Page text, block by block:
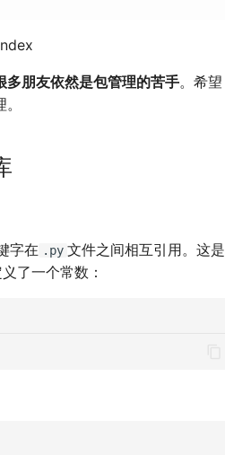
多朋友依然是包管理的苦手。希望
字在 .py 文件之间相互引用。这是
了一个常数：